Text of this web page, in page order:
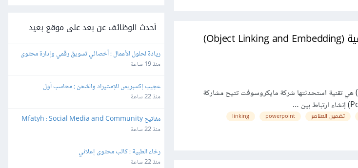
ربط العناصر وتضمينها داخل العروض التقديمية (Object Linking and Embedding)
Object Linking and Embedding (وتكتب اختصارا OLE) هي تقنية استحدثتها شركة مايكروسوفت تتيح مشاركة
تضمين العناصر powerpoint
linking
أحدث الوظائف عن بعد على موقع بعيد
ريادة لحلول الأعمال : أخصائي تسويق رقمي وإدارة محتوى
منذ 19 ساعة
عجيب إكسبريس للإستيراد والشحن : محاسب أول
منذ 22 ساعة
Manager
منذ 22 ساعة
رخاء الطبية : كاتب محتوى إعلاني
منذ 22 ساعة